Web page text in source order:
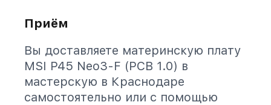
Приём
Вы доставляете материнскую плату
MSI P45 Neo3-F (PCB 1.0) в
мастерскую в Краснодаре
самостоятельно или с помощью